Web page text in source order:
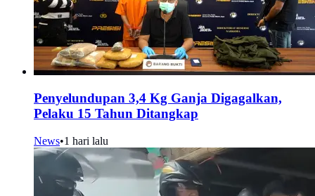
Penyelundupan 3,4 Kg Ganja Digagalkan,
Pelaku 15 Tahun Ditangkap
News•1 hari lalu